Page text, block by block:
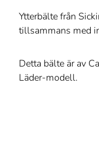
Ytterbälte från
tillsammans med
Detta bälte är av
Läder-modell.